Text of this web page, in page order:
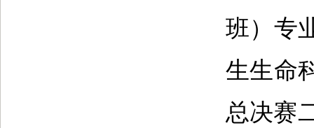
班）专
生生命
总决赛